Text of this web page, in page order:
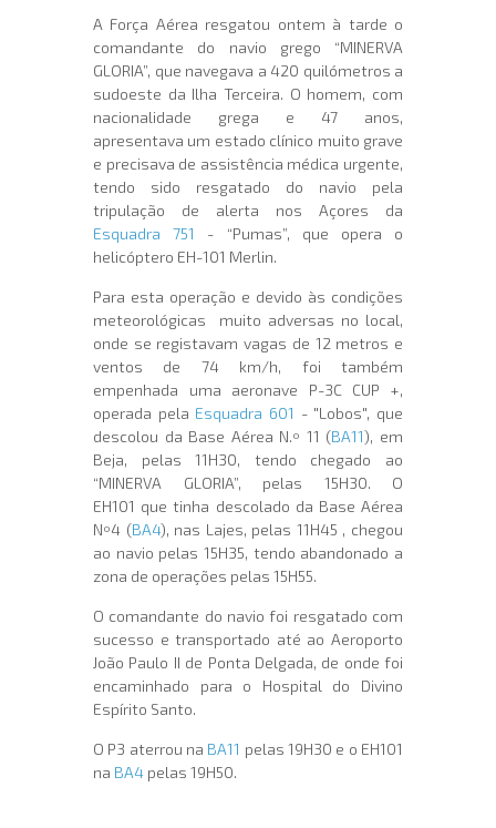
A Força Aérea resgatou ontem à tarde o
comandante do navio grego “MINERVA
GLORIA”, que navegava a 420 quilómetros a
sudoeste da Ilha Terceira. O homem, com
nacionalidade grega e 47 anos,
apresentava um estado clínico muito grave
e precisava de assistência médica urgente,
tendo sido resgatado do navio pela
tripulação de alerta nos Açores da
Esquadra 751
- “Pumas”, que opera o
helicóptero EH-101 Merlin.
Para esta operação e devido às condições
meteorológicas muito adversas no local,
onde se registavam vagas de 12 metros e
ventos de 74 km/h, foi também
empenhada uma aeronave P-3C CUP +,
operada pela Esquadra 601 - "Lobos", que
descolou da Base Aérea N.º 11 (BA11), em
Beja, pelas 11H30, tendo chegado ao
“MINERVA GLORIA”, pelas 15H30. O
EH101 que tinha descolado da Base Aérea
Nº4 (BA4), nas Lajes, pelas 11H45 , chegou
ao navio pelas 15H35, tendo abandonado a
zona de operações pelas 15H55.
O comandante do navio foi resgatado com
sucesso e transportado até ao Aeroporto
João Paulo II de Ponta Delgada, de onde foi
encaminhado para o Hospital do Divino
Espírito Santo.
O P3 aterrou na BA11 pelas 19H30 e o EH101
na BA4 pelas 19H50.